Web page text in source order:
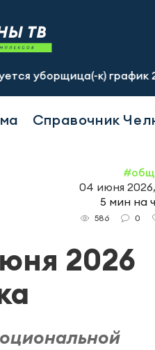
к) график 2/2, с
Справочник
04 июня
5 мин на
586 0
2026